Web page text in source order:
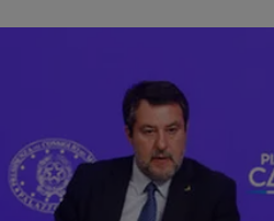
Santi
del
giorno
Santo